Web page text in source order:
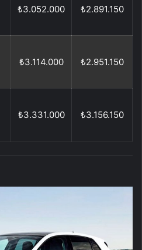
₺3.052.000 ₺2.891.150
₺3.114.000 ₺2.951.150
₺3.331.000 ₺3.156.150